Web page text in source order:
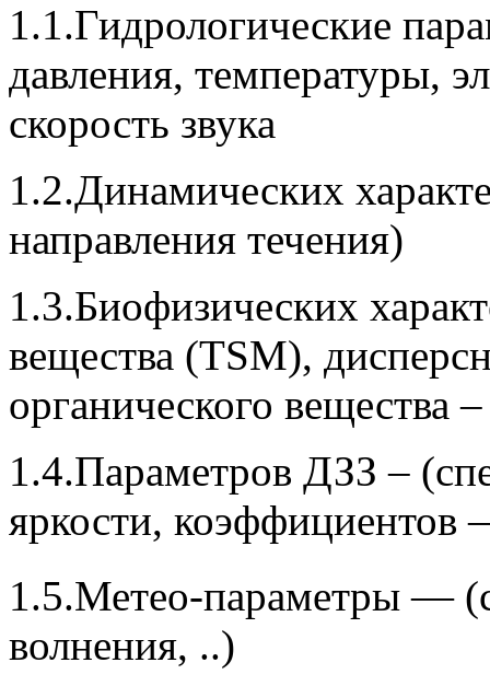
1.1.Гидрологические
давления, температуры,
скорость звука
1.2.Динамических
направления течения)
1.3.Биофизических
вещества (TSM),
органического
1.4.Параметров ДЗЗ –
яркости,
1.5.Метео-параметры —
волнения, ..)